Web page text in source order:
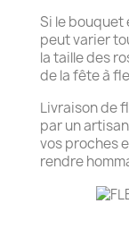
Si le bouquet
peut varier
la taille des
de la fête à
Livraison de
par un
vos proches
rendre